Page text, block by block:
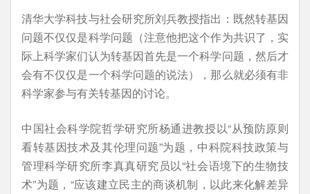
清华大学科技与社会研究所刘兵教授指出：既然转基因
问题不仅仅是科学问题（注意他把这个作为共识了，实
际上科学家们认为转基因首先是一个科学问题，然后才
会有不仅仅是一个科学问题的说法），那么就必须有非
科学家参与有关转基因的讨论。
中国社会科学院哲学研究所杨通进教授以“从预防原则
看转基因技术及其伦理问题”为题，中科院科技政策与
管理科学研究所李真真研究员以“社会语境下的生物技
术”为题，“应该建立民主的商谈机制，以此来化解差异